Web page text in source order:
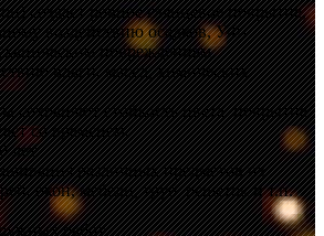
создает ровное глянцевое покрытие,
воздействию осадков, УФ-
повреждениям.
влаги, масел, химических
сохраняют стойкость цвета: покрытие
со временем.
лет.
различных предметов из
окон, мебели, труб, решеток и т.п.
работ.